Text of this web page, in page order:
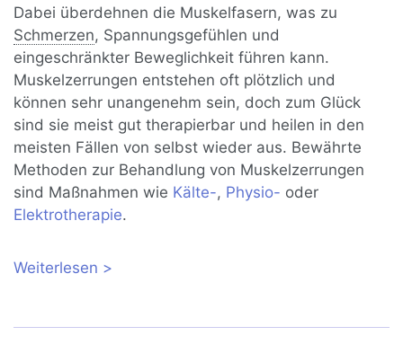
Dabei überdehnen die Muskelfasern, was zu
Schmerzen, Spannungsgefühlen und
eingeschränkter Beweglichkeit führen kann.
Muskelzerrungen entstehen oft plötzlich und
können sehr unangenehm sein, doch zum Glück
sind sie meist gut therapierbar und heilen in den
meisten Fällen von selbst wieder aus. Bewährte
Methoden zur Behandlung von Muskelzerrungen
sind Maßnahmen wie Kälte-, Physio- oder
Elektrotherapie.
Weiterlesen über Muskelzerrung: Symptome, Dauer